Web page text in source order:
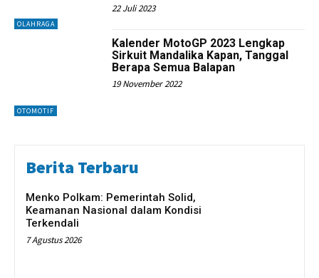
OLAHRAGA
22 Juli 2023
OTOMOTIF
Kalender MotoGP 2023 Lengkap
Sirkuit Mandalika Kapan, Tanggal
Berapa Semua Balapan
19 November 2022
Berita Terbaru
Menko Polkam: Pemerintah Solid,
Keamanan Nasional dalam Kondisi
Terkendali
7 Agustus 2026